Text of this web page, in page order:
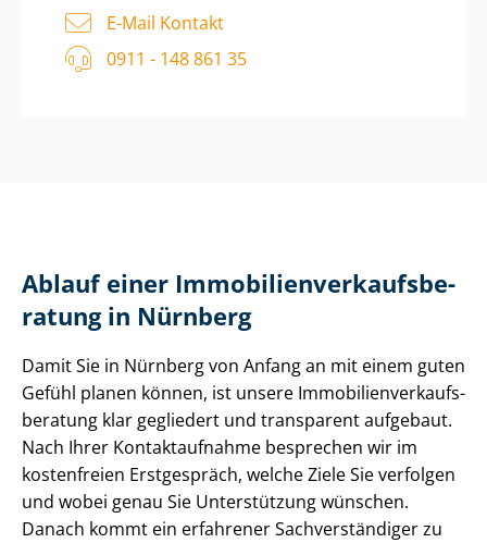
E-Mail Kontakt
0911 - 148 861 35
Ablauf einer Im­mo­bi­li­en­ver­kaufs­be­
ra­tung in Nürnberg
Damit Sie in Nürnberg von Anfang an mit einem guten
Gefühl planen können, ist unsere Im­mo­bi­li­en­ver­kaufs­
be­ra­tung klar gegliedert und transparent aufgebaut.
Nach Ihrer Kontaktaufnahme besprechen wir im
kostenfreien Erstgespräch, welche Ziele Sie verfolgen
und wobei genau Sie Unterstützung wünschen.
Danach kommt ein erfahrener Sach­ver­stän­di­ger zu